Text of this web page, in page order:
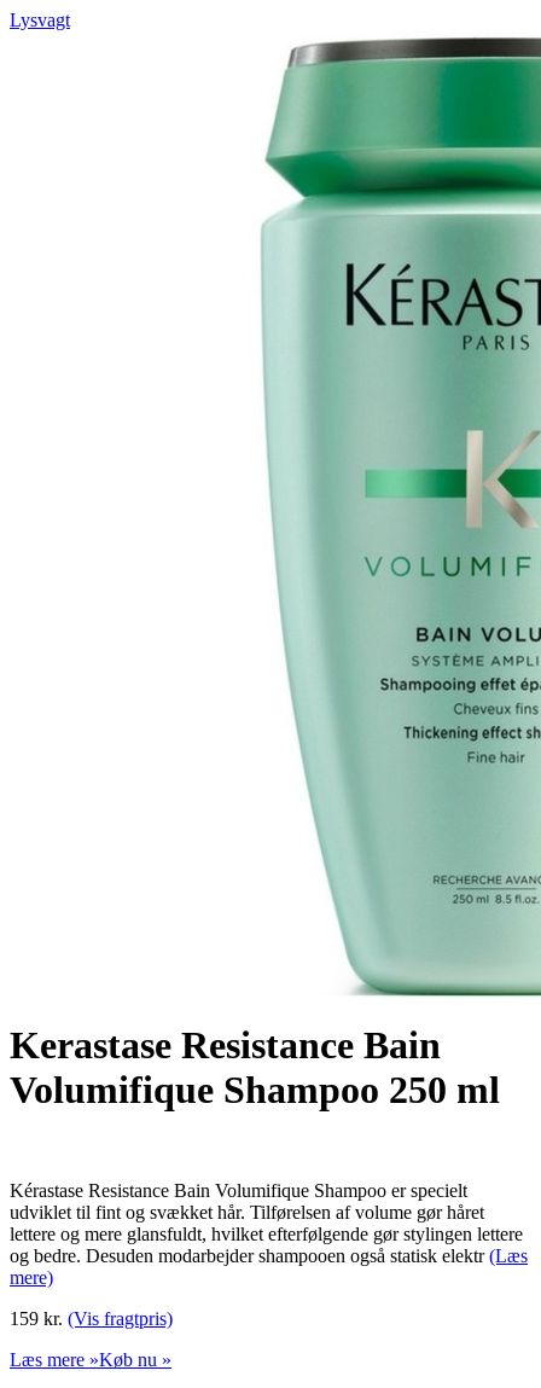
Lysvagt
Kerastase Resistance Bain
Volumifique Shampoo 250 ml
Kérastase Resistance Bain Volumifique Shampoo er specielt
udviklet til fint og svækket hår. Tilførelsen af volume gør håret
lettere og mere glansfuldt, hvilket efterfølgende gør stylingen lettere
og bedre. Desuden modarbejder shampooen også statisk elektr(Læs
mere)
159 kr. (Vis fragtpris)
Læs mere »Køb nu »